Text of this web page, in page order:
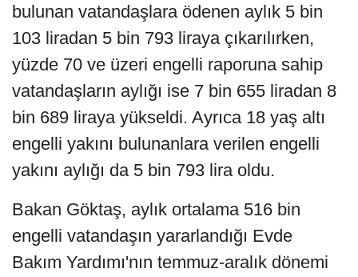
bulunan vatandaşlara ödenen aylık 5 bin
103 liradan 5 bin 793 liraya çıkarılırken,
yüzde 70 ve üzeri engelli raporuna sahip
vatandaşların aylığı ise 7 bin 655 liradan 8
bin 689 liraya yükseldi. Ayrıca 18 yaş altı
engelli yakını bulunanlara verilen engelli
yakını aylığı da 5 bin 793 lira oldu.
Bakan Göktaş, aylık ortalama 516 bin
engelli vatandaşın yararlandığı Evde
Bakım Yardımı'nın temmuz-aralık dönemi